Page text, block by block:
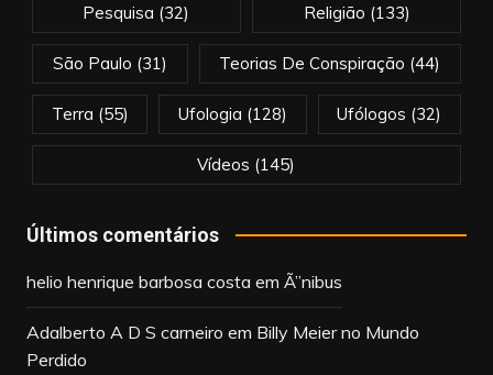
Pesquisa (32) Religião (133)
São Paulo (31) Teorias De Conspiração (44)
Terra (55) Ufologia (128) Ufólogos (32)
Vídeos (145)
Últimos comentários
helio henrique barbosa costa em Ã”nibus
Adalberto A D S carneiro em Billy Meier no Mundo
Perdido